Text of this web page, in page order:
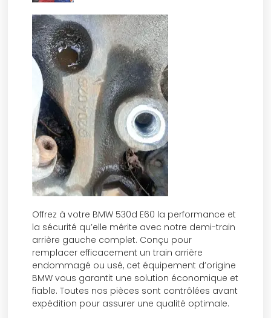
Offrez à votre BMW 530d E60 la performance et
la sécurité qu’elle mérite avec notre demi-train
arrière gauche complet. Conçu pour
remplacer efficacement un train arrière
endommagé ou usé, cet équipement d’origine
BMW vous garantit une solution économique et
fiable. Toutes nos pièces sont contrôlées avant
expédition pour assurer une qualité optimale.